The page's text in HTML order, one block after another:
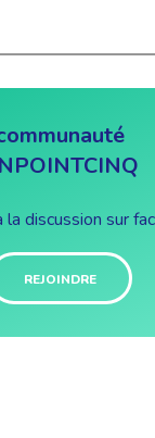
la discussion sur
REJOINDRE